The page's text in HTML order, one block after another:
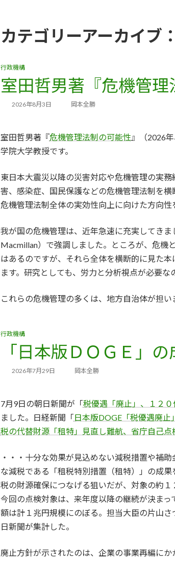
カテゴリーアーカイブ
行政機構
室田哲男著『危機管理
2026年8月3日 岡本全勝
室田哲男著『危機管理法制の可能性 』（2026
学院大学教授です。
東日本大震災以降の災害対応や危機管理の実
害、感染症、国民保護などの危機管理法制を
危機管理法制全体の実効性向上に向けた方向性
我が国の危機管理は、近年急速に充実してき
Macmillan）で強調しました。ところが、危機
はあるのですが、それら全体を横断的に見た
ます。研究としても、労力と分析視点が必要な
これらの危機管理の多くは、地方自治体が担い
行政機構
「日本版ＤＯＧＥ」の
2026年7月29日 岡本全勝
7月9日の朝日新聞が「税優遇「廃止」、１２
ました。日経新聞「日本版DOGE「税優遇廃
税の代替財源「租特」見直し難航、省庁自己
・・・十分な効果が見込めない減税措置や補
な減税である「租税特別措置（租特）」の成
税の財源確保につなげる狙いだが、対象の約
今回の点検対象は、来年度以降の継続が決ま
額は計１兆円規模にのぼる。担当大臣の片山
日新聞が集計した。
廃止方針が示されたのは、企業の事業再編に